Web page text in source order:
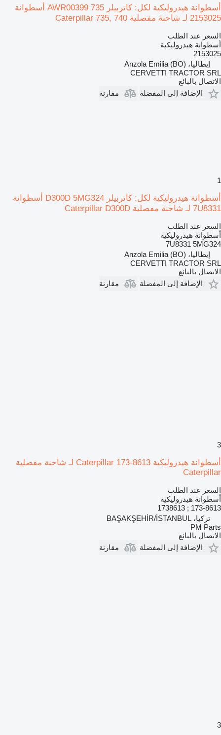
أسطوانة هيدروليكية لكل: كاتربيلر 735 AWR00399 أسطوانة
2153025 لـ شاحنة مفصلية Caterpillar 735, 740
السعر عند الطلب
أسطوانة هيدروليكية
2153025
إيطاليا، Anzola Emilia (BO)
CERVETTI TRACTOR SRL
الاتصال بالبائع
الإضافة إلى المفضلة
مقارنة
1
أسطوانة هيدروليكية لكل: كاتربيلر D300D 5MG324 أسطوانة
7U8331 لـ شاحنة مفصلية Caterpillar D300D
السعر عند الطلب
أسطوانة هيدروليكية
7U8331 5MG324
إيطاليا، Anzola Emilia (BO)
CERVETTI TRACTOR SRL
الاتصال بالبائع
الإضافة إلى المفضلة
مقارنة
3
أسطوانة هيدروليكية Caterpillar 173-8613 لـ شاحنة مفصلية
Caterpillar
السعر عند الطلب
أسطوانة هيدروليكية
173-8613 ; 1738613
تركيا، BAŞAKŞEHİR/İSTANBUL
PM Parts
الاتصال بالبائع
الإضافة إلى المفضلة
مقارنة
3